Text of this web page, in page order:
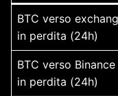
BTC verso
in perdita (24h)
BTC verso Binance
in perdita (24h)